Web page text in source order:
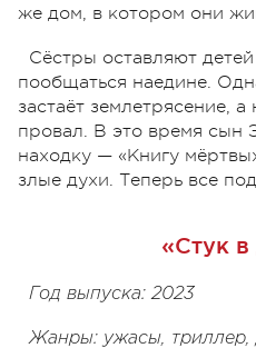
же дом, в котором они
Сёстры оставляют
пообщаться наедине.
застаёт землетрясение,
провал. В это время сын
находку — «Книгу
злые духи. Теперь все
«Стук в
Год выпуска: 2023
Жанры: ужасы, триллер,